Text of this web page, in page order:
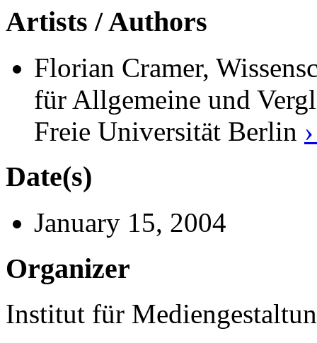
Artists / Authors
Florian Cramer,
für Allgemeine und
Freie Universität Berlin
Date(s)
January 15, 2004
Organizer
Institut für